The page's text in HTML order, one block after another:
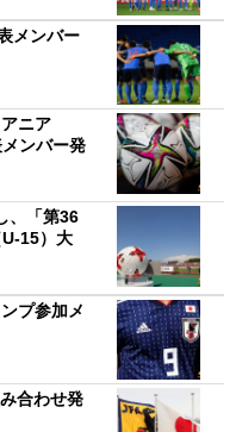
メンバー
ニア
ンバー発
、「第36
15）大
プ参加メ
合わせ発